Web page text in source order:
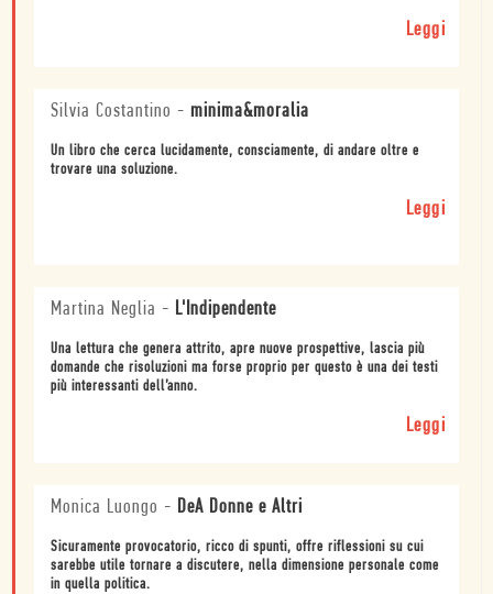
Leggi
Silvia Costantino - minima&moralia
Un libro che cerca lucidamente, consciamente, di andare oltre e
trovare una soluzione.
Leggi
Martina Neglia - L'Indipendente
Una lettura che genera attrito, apre nuove prospettive, lascia più
domande che risoluzioni ma forse proprio per questo è una dei testi
più interessanti dell’anno.
Leggi
Monica Luongo - DeA Donne e Altri
Sicuramente provocatorio, ricco di spunti, offre riflessioni su cui
sarebbe utile tornare a discutere, nella dimensione personale come
in quella politica.